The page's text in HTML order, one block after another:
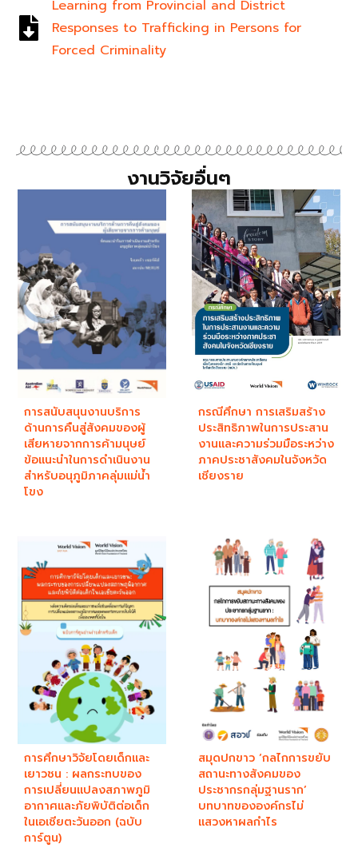
Learning from Provincial and District
Responses to Trafficking in Persons for
Forced Criminality
งานวิจัยอื่นๆ
การสนับสนุนงานบริการ
ด้านการคืนสู่สังคมของผู้
เสียหายจากการค้ามนุษย์
ข้อแนะนำในการดำเนินงาน
สำหรับอนุภูมิภาคลุ่มแม่น้ำ
โขง ​
กรณีศึกษา การเสริมสร้าง
ประสิทธิภาพในการประสาน
งานและความร่วมมือระหว่าง
ภาคประชาสังคมในจังหวัด
เชียงราย
การศึกษาวิจัยโดยเด็กและ
เยาวชน : ผลกระทบของ
การเปลี่ยนแปลงสภาพภูมิ
อากาศและภัยพิบัติต่อเด็ก
ในเอเชียตะวันออก (ฉบับ
การ์ตูน)
สมุดปกขาว ‘กลไกการขยับ
สถานะทางสังคมของ
ประชากรกลุ่มฐานราก’
บทบาทขององค์กรไม่
แสวงหาผลกำไร​